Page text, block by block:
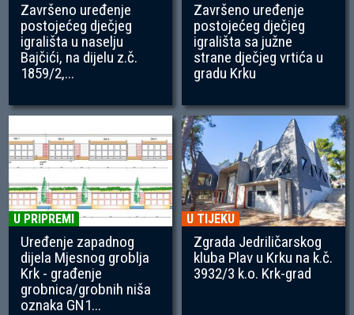
Završeno uređenje
postojećeg dječjeg
igrališta u naselju
Bajčići, na dijelu z.č.
1859/2,...
Završeno uređenje
postojećeg dječjeg
igrališta sa južne
strane dječjeg vrtića u
gradu Krku
U PRIPREMI
Uređenje zapadnog
dijela Mjesnog groblja
Krk - građenje
grobnica/grobnih niša
oznaka GN1...
U TIJEKU
Zgrada Jedriličarskog
kluba Plav u Krku na k.č.
3932/3 k.o. Krk-grad